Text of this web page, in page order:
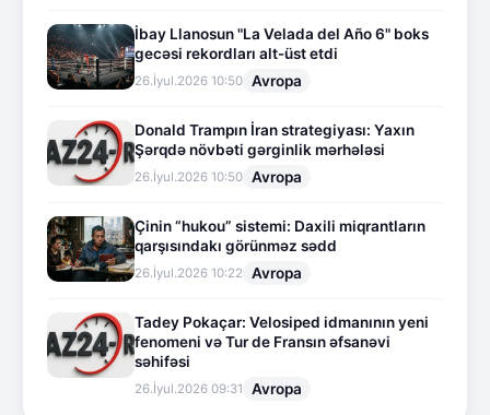
İbay Llanosun "La Velada del Año 6" boks
gecəsi rekordları alt-üst etdi
26.İyul.2026 10:50 Avropa
Donald Trampın İran strategiyası: Yaxın
Şərqdə növbəti gərginlik mərhələsi
26.İyul.2026 10:50 Avropa
Çinin “hukou” sistemi: Daxili miqrantların
qarşısındakı görünməz sədd
26.İyul.2026 10:22 Avropa
Tadey Pokaçar: Velosiped idmanının yeni
fenomeni və Tur de Fransın əfsanəvi
səhifəsi
26.İyul.2026 09:31 Avropa